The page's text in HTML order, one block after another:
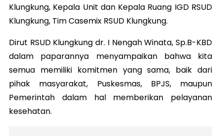
Klungkung, Kepala Unit dan Kepala Ruang IGD RSUD
Klungkung, Tim Casemix RSUD Klungkung.
Dirut RSUD Klungkung dr. I Nengah Winata, Sp.B-KBD
dalam paparannya menyampaikan bahwa kita
semua memiliki komitmen yang sama, baik dari
pihak masyarakat, Puskesmas, BPJS, maupun
Pemerintah dalam hal memberikan pelayanan
kesehatan.